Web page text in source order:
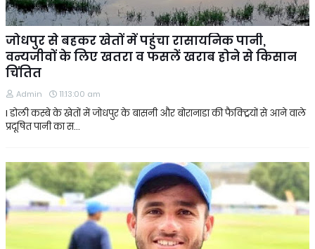
जोधपुर से बहकर खेतों में पहुंचा रासायनिक पानी,
वन्यजीवों के लिए खतरा व फसलें खराब होने से किसान
चिंतित
Admin 11:13:00 am
l डोली कस्बे के खेतों में जोधपुर के बासनी और बोरानाडा की फैक्ट्रियों से आने वाले
प्रदूषित पानी का स…